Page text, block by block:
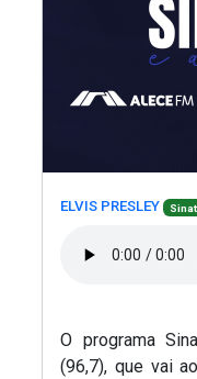
(Abre em nova
ELVIS PRESLEY
O programa
(96,7), que vai